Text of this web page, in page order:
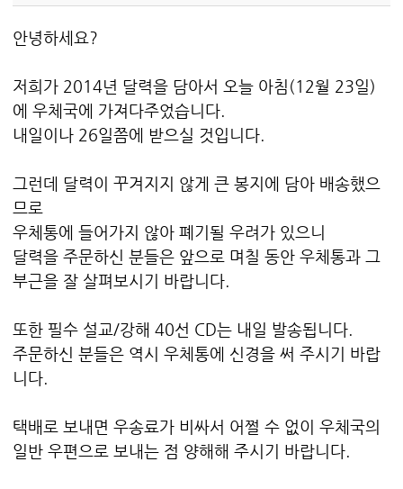
안녕하세요?
저희가 2014년 달력을 담아서 오늘 아침(12월 23일)
에 우체국에 가져다주었습니다.
내일이나 26일쯤에 받으실 것입니다.
그런데 달력이 꾸겨지지 않게 큰 봉지에 담아 배송했으
므로
우체통에 들어가지 않아 폐기될 우려가 있으니
달력을 주문하신 분들은 앞으로 며칠 동안 우체통과 그
부근을 잘 살펴보시기 바랍니다.
또한 필수 설교/강해 40선 CD는 내일 발송됩니다.
주문하신 분들은 역시 우체통에 신경을 써 주시기 바랍
니다.
택배로 보내면 우송료가 비싸서 어쩔 수 없이 우체국의
일반 우편으로 보내는 점 양해해 주시기 바랍니다.